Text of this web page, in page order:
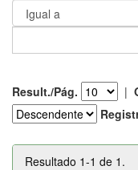
Result./Pág. |
Resultado 1-1 de 1.